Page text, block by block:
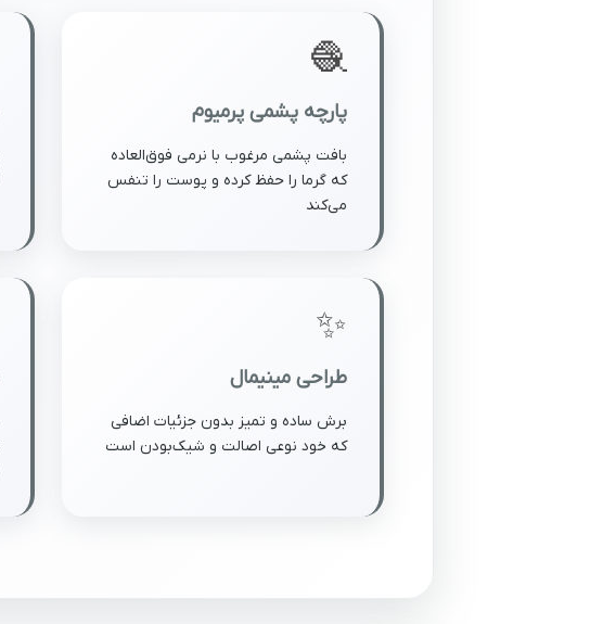
🧶
پارچه پشمی پرمیوم
بافت پشمی مرغوب با نرمی فوق‌العاده
که گرما را حفظ کرده و پوست را تنفس
می‌کند
✨
طراحی مینیمال
برش ساده و تمیز بدون جزئیات اضافی
که خود نوعی اصالت و شیک‌بودن است